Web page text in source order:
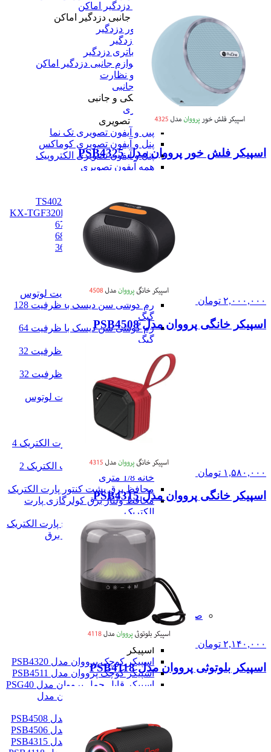
لوازم جانبی دزدگیر اماکن
لوازم جانبی دزدگیر اماکن
سنسور دزدگیر
آژیر دزدگیر
انواع باتری دزدگیر
همه لوازم جانبی دزدگیر اماکن
همه امنیت و نظارت
لوازم الکتریکی و جانبی
لوازم الکتریکی و جانبی
آیفون تصویری
آیفون تصویری
پنل و آیفون تصویری تک نما
پنل و آیفون تصویری کوماکس
پنل و آیفون تصویری الکتروپیک
همه آیفون تصویری
تلفن پاناسونیک مدل TS402SX
تلفن پاناسونیک مدل KX-TGF320BX
تلفن پاناسونیک مدل 6712
تلفن پاناسونیک مدل 6821
تلفن پاناسونیک مدل 3611
همه تلفن خانگی
رم گوشی
کارت حافظه 256 گیگابایت لوتوس
رم گوشی سن دیسک با ظرفیت 128
گیگ
رم گوشی سن دیسک با ظرفیت 64
گیگ
رم گوشی سن دیسک با ظرفیت 32
گیگ
مموری کارت کیوشیا با ظرفیت 32
گیگابایت
کارت حافظه 16 گیگابایت لوتوس
همه رم گوشی
سه راهی و محافظ برق
سه راهی و محافظ برق
محافظ برق کامپیوتر پارت الکتریک 4
محافظ برق یخچال پارت الکتریک 2
خانه 1/8 متری
محافظ برق پشت کنتور پارت الکتریک
محافظ ولتاژ برق کولرگازی پارت
الکتریک
محافظ نوسان برق پکیج پارت الکتریک
همه سه راهی و محافظ برق
شارژر موبایل
شارژر موبایل
شارژر دیواری
پاور بانک
همه شارژر موبایل
همه لوازم الکتریکی و جانبی
صوت و دیجیتال
صوت و دیجیتال
اسپیکر
اسپیکر
اسپیکر کوچک پرووان مدل PSB4320
اسپیکر کوچک پرووان مدل PSB4511
اسپیکر قابل حمل پرووان مدل PSG40
اسپیکر فلش خور پرووان مدل
اسپیکر خانگی پرووان مدل PSB4508
اسپیکر خانگی پرووان مدل PSB4506
اسپیکر خانگی پرووان مدل PSB4315
اسپیکر فلش خور پرووان مدل PSB4325
۲,۰۰۰,۰۰۰ تومان
اسپیکر خانگی پرووان مدل PSB4508
۱,۵۸۰,۰۰۰ تومان
اسپیکر خانگی پرووان مدل PSB4315
۲,۱۴۰,۰۰۰ تومان
اسپیکر بلوتوثی پرووان مدل PSB4118